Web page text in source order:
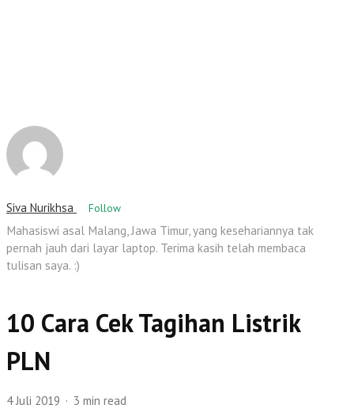
Siva Nurikhsa Follow
Mahasiswi asal Malang, Jawa Timur, yang kesehariannya tak
pernah jauh dari layar laptop. Terima kasih telah membaca
tulisan saya. :)
10 Cara Cek Tagihan Listrik
PLN
4 Juli 2019 3 min read